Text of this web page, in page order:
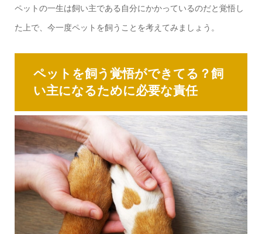
ペットの一生は飼い主である自分にかかっているのだと覚悟し
た上で、今一度ペットを飼うことを考えてみましょう。
ペットを飼う覚悟ができてる？飼
い主になるために必要な責任